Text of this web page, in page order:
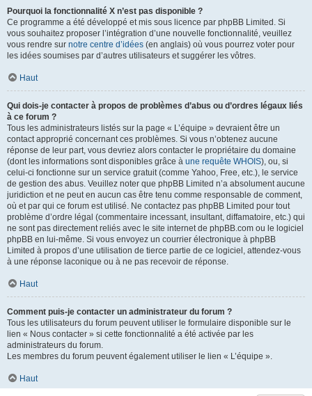
Pourquoi la fonctionnalité X n’est pas disponible ?
Ce programme a été développé et mis sous licence par phpBB Limited. Si
vous souhaitez proposer l’intégration d’une nouvelle fonctionnalité, veuillez
vous rendre sur notre centre d’idées (en anglais) où vous pourrez voter pour
les idées soumises par d’autres utilisateurs et suggérer les vôtres.
Haut
Qui dois-je contacter à propos de problèmes d’abus ou d’ordres légaux liés
à ce forum ?
Tous les administrateurs listés sur la page « L’équipe » devraient être un
contact approprié concernant ces problèmes. Si vous n’obtenez aucune
réponse de leur part, vous devriez alors contacter le propriétaire du domaine
(dont les informations sont disponibles grâce à une requête WHOIS), ou, si
celui-ci fonctionne sur un service gratuit (comme Yahoo, Free, etc.), le service
de gestion des abus. Veuillez noter que phpBB Limited n’a absolument aucune
juridiction et ne peut en aucun cas être tenu comme responsable de comment,
où et par qui ce forum est utilisé. Ne contactez pas phpBB Limited pour tout
problème d’ordre légal (commentaire incessant, insultant, diffamatoire, etc.) qui
ne sont pas directement reliés avec le site internet de phpBB.com ou le logiciel
phpBB en lui-même. Si vous envoyez un courrier électronique à phpBB
Limited à propos d’une utilisation de tierce partie de ce logiciel, attendez-vous
à une réponse laconique ou à ne pas recevoir de réponse.
Haut
Comment puis-je contacter un administrateur du forum ?
Tous les utilisateurs du forum peuvent utiliser le formulaire disponible sur le
lien « Nous contacter » si cette fonctionnalité a été activée par les
administrateurs du forum.
Les membres du forum peuvent également utiliser le lien « L’équipe ».
Haut